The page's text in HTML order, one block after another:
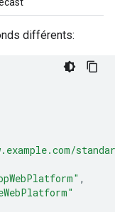
différents:
,